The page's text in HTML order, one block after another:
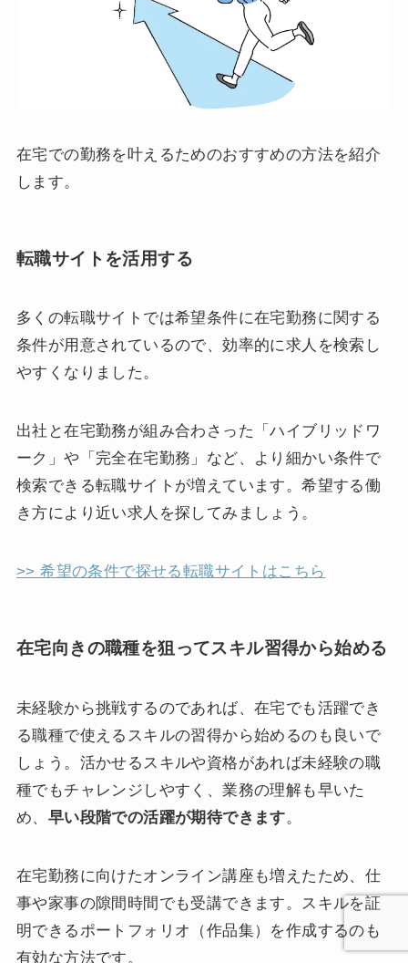
在宅での勤務を叶えるためのおすすめの方法を紹介
します。
転職サイトを活用する
多くの転職サイトでは希望条件に在宅勤務に関する
条件が用意されているので、効率的に求人を検索し
やすくなりました。
出社と在宅勤務が組み合わさった「ハイブリッドワ
ーク」や「完全在宅勤務」など、より細かい条件で
検索できる転職サイトが増えています。希望する働
き方により近い求人を探してみましょう。
>> 希望の条件で探せる転職サイトはこちら
在宅向きの職種を狙ってスキル習得から始める
未経験から挑戦するのであれば、在宅でも活躍でき
る職種で使えるスキルの習得から始めるのも良いで
しょう。活かせるスキルや資格があれば未経験の職
種でもチャレンジしやすく、業務の理解も早いた
め、 早い段階での活躍が期待できます。
在宅勤務に向けたオンライン講座も増えたため、仕
事や家事の隙間時間でも受講できます。スキルを証
明できるポートフォリオ（作品集）を作成するのも
有効な方法です。